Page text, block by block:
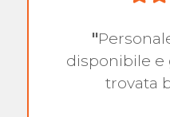
"
disponibile e
trovata